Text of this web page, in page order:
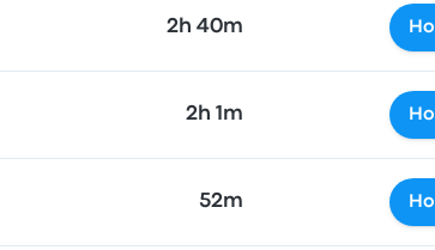
2h 40m
2h 1m
52m